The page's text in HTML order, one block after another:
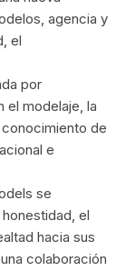
agencia y
el
por
el modelaje, la
de
e
se
el
hacia sus
colaboración